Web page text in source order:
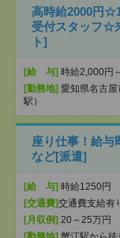
高時給2000円
受付スタッフ☆
ト]
[給 与] 時給2,000円
[勤務地] 愛知県名古
駅）
座り仕事！給与
など[派遣]
[給 与] 時給1250円
[交通費]交通費支給有
[月収例] 20～25万円